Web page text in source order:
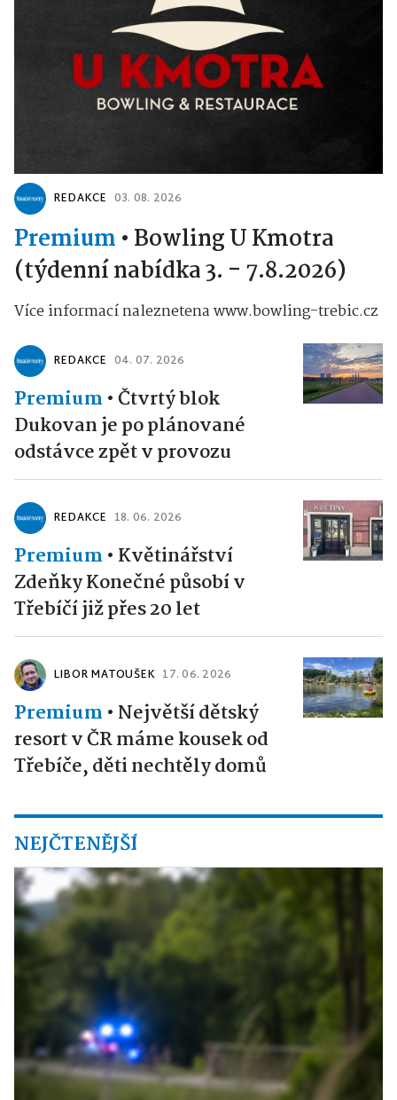
REDAKCE 03. 08. 2026
Premium • Bowling U Kmotra
(týdenní nabídka 3. - 7.8.2026)
Více informací naleznetena www.bowling-trebic.cz
REDAKCE 04. 07. 2026
Premium •Čtvrtý blok
Dukovan je po plánované
odstávce zpět v provozu
REDAKCE 18. 06. 2026
Premium • Květinářství
Zdeňky Konečné působí v
Třebíčí již přes 20 let
LIBOR MATOUŠEK 17. 06. 2026
Premium • Největší dětský
resort v ČR máme kousek od
Třebíče, děti nechtěly domů
NEJČTENĚJŠÍ